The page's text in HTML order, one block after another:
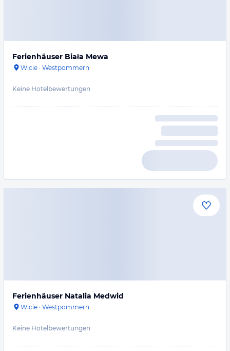
Ferienhäuser Biała Mewa
Wicie · Westpommern
Keine Hotelbewertungen
Ferienhäuser Natalia Medwid
Wicie · Westpommern
Keine Hotelbewertungen